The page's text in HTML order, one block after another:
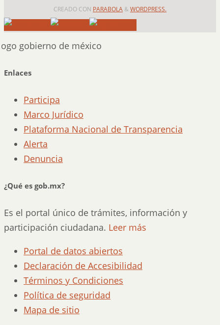
CREADO CON PARABOLA & WORDPRESS.
Enlaces
Participa
Marco Jurídico
Plataforma Nacional de Transparencia
Alerta
Denuncia
¿Qué es gob.mx?
Es el portal único de trámites, información y
participación ciudadana. Leer más
Portal de datos abiertos
Declaración de Accesibilidad
Términos y Condiciones
Política de seguridad
Mapa de sitio